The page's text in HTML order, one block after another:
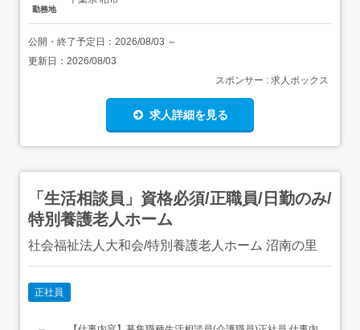
勤務地
公開・終了予定日： 2026/08/03 ～
更新日： 2026/08/03
スポンサー : 求人ボックス
求人詳細を見る
「生活相談員」資格必須/正職員/日勤のみ/
特別養護老人ホーム
社会福祉法人大和会/特別養護老人ホーム 沼南の里
正社員